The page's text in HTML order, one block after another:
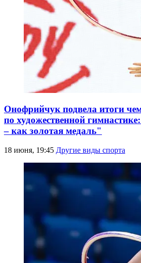
Онофрийчук подвела итоги
по художественной
– как золотая медаль"
18 июня, 19:45 Другие виды спорта